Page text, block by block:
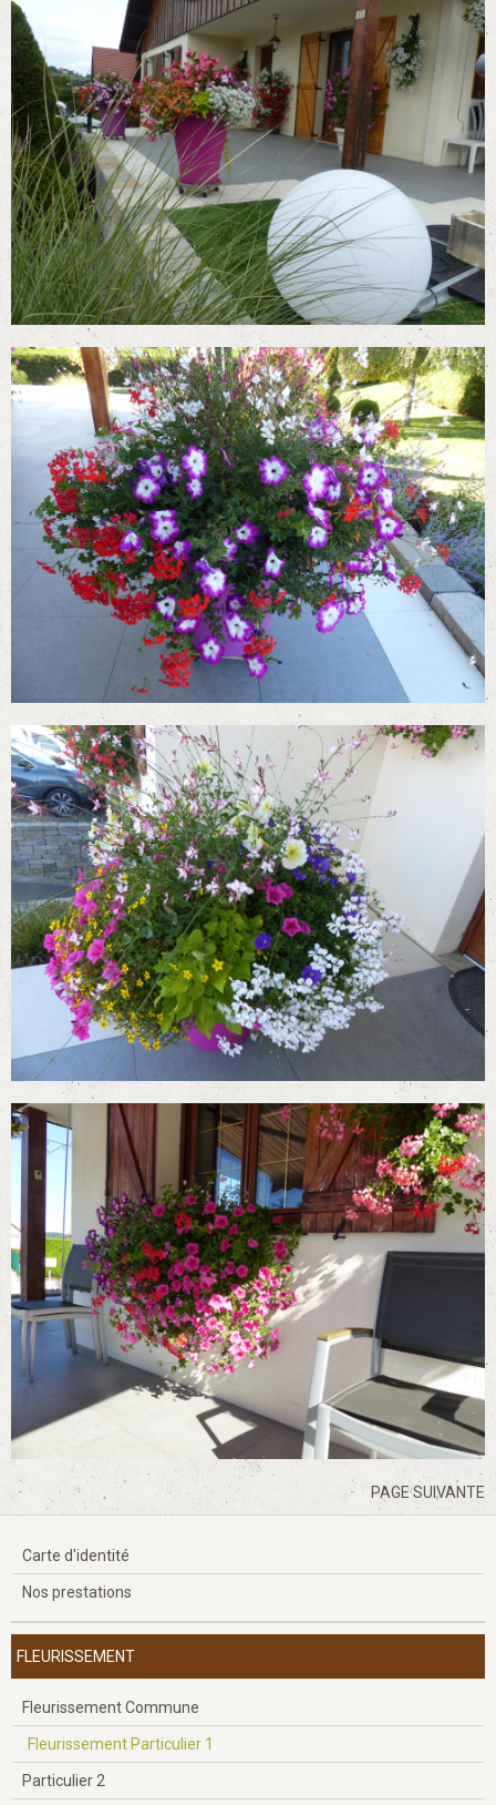
PAGE SUIVANTE
Carte d'identité
Nos prestations
FLEURISSEMENT
Fleurissement Commune
Fleurissement Particulier 1
Particulier 2